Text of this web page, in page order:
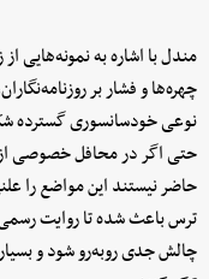
مندل با اشاره به
چهره‌ها و فشار بر
نوعی خودسانسوری گسترده
حتی اگر در محافل خصوصی از
حاضر نیستند این مواضع را
ترس باعث شده تا روایت رسمی
چالش جدی روبه‌رو شود و